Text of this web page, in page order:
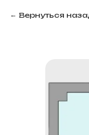
Вернуться